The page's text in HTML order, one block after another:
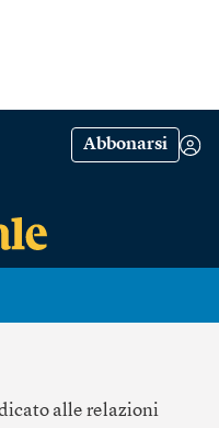
Abbonarsi
alle relazioni